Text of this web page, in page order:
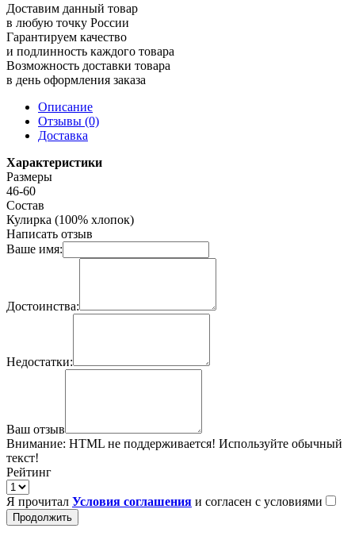
Доставим данный товар
в любую точку России
Гарантируем качество
и подлинность каждого товара
Возможность доставки товара
в день оформления заказа
Описание
Отзывы (0)
Доставка
Характеристики
Размеры
46-60
Состав
Кулирка (100% хлопок)
Написать отзыв
Ваше имя:
Достоинства:
Недостатки:
Ваш отзыв
Внимание: HTML не поддерживается! Используйте обычный
текст!
Рейтинг
Я прочитал Условия соглашения и согласен с условиями
Продолжить